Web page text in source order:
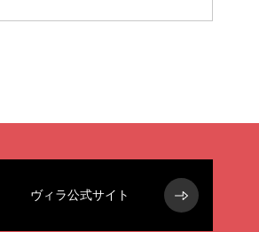
ヴィラ公式サイト